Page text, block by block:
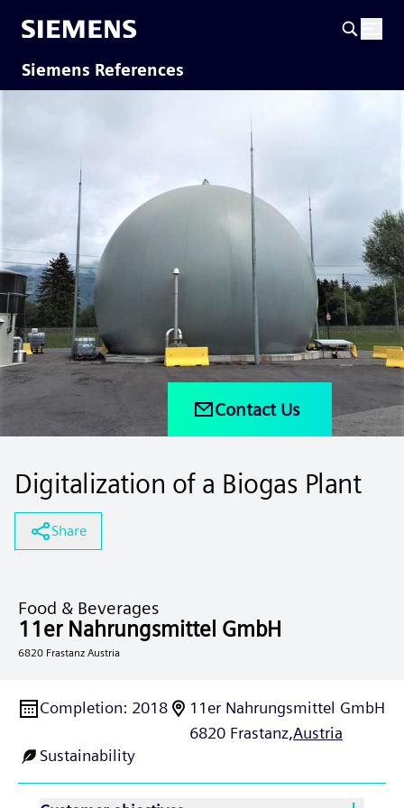
Siemens References
Contact Us
Digitalization of a Biogas Plant
Share
Food & Beverages
11er Nahrungsmittel GmbH
6820 Frastanz Austria
Completion: 2018
11er Nahrungsmittel GmbH
6820 Frastanz,Austria
Sustainability